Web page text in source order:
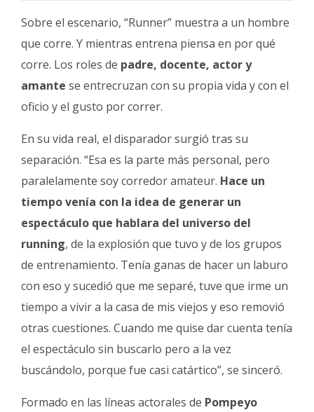
Sobre el escenario, “Runner” muestra a un hombre
que corre. Y mientras entrena piensa en por qué
corre. Los roles de padre, docente, actor y
amante se entrecruzan con su propia vida y con el
oficio y el gusto por correr.
En su vida real, el disparador surgió tras su
separación. “Esa es la parte más personal, pero
paralelamente soy corredor amateur. Hace un
tiempo venía con la idea de generar un
espectáculo que hablara del universo del
running, de la explosión que tuvo y de los grupos
de entrenamiento. Tenía ganas de hacer un laburo
con eso y sucedió que me separé, tuve que irme un
tiempo a vivir a la casa de mis viejos y eso removió
otras cuestiones. Cuando me quise dar cuenta tenía
el espectáculo sin buscarlo pero a la vez
buscándolo, porque fue casi catártico”, se sinceró.
Formado en las líneas actorales de Pompeyo